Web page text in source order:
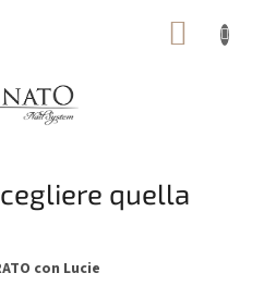
quella
con Lucie